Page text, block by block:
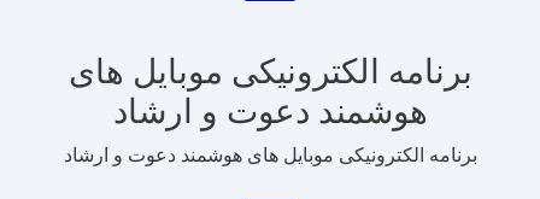
برنامه الکترونیکی موبایل های
هوشمند دعوت و ارشاد
برنامه الکترونیکی موبایل های هوشمند دعوت و ارشاد